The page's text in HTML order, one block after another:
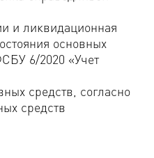
и ликвидационная
основных
6/2020 «Учет
средств, согласно
средств